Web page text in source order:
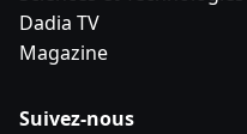
Dadia TV
Magazine
Suivez-nous